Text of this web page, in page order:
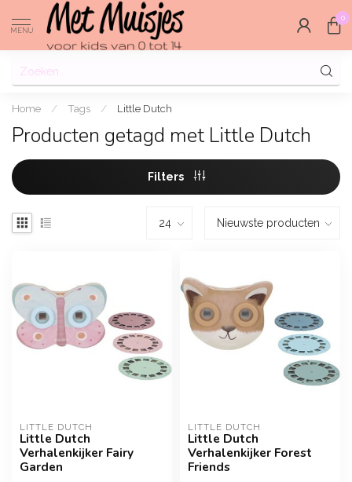
MENU
0
Home / Tags / Little Dutch
Producten getagd met Little Dutch
Filters
LITTLE DUTCH
Little Dutch
Verhalenkijker Fairy
Garden
LITTLE DUTCH
Little Dutch
Verhalenkijker Forest
Friends